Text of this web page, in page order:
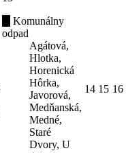
Komunálny
odpad
Agátová,
Hlotka,
Horenická
Hôrka,
Javorová,
Medňanská,
Medné,
Staré
Dvory, U
14 15 16